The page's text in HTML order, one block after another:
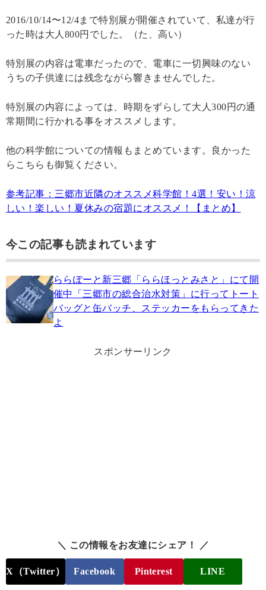
2016/10/14〜12/4まで特別展が開催されていて、私達が行
った時は大人800円でした。（た、高い）
特別展の内容は電車だったので、電車に一切興味のない
うちの子供達には残念ながら響きませんでした。
特別展の内容によっては、時期をずらして大人300円の通
常期間に行かれる事をオススメします。
他の科学館についての情報もまとめています。良かった
らこちらも御覧ください。
参考記事： 三郷市近隣のオススメ科学館！4選！安い！涼
しい！楽しい！夏休みの宿題にオススメ！【まとめ】
今この記事も読まれています
ららぽーと新三郷「ららほっとみさと」にて開
催中「三郷市の総合治水対策」に行ってトート
バッグと缶バッチ、ステッカーをもらってきた
よ
スポンサーリンク
＼ この情報をお友達にシェア！ ／
X（Twitter） Facebook Pinterest LINE